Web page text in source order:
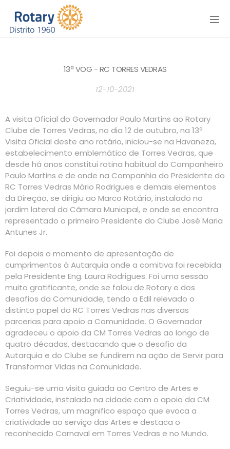
Menu
13ª VOG - RC TORRES VEDRAS
12-10-2021
A visita Oficial do Governador Paulo Martins ao Rotary
Clube de Torres Vedras, no dia 12 de outubro, na 13ª
Visita Oficial deste ano rotário, iniciou-se na Havaneza,
estabelecimento emblemático de Torres Vedras, que
desde há anos constitui rotina habitual do Companheiro
Paulo Martins e de onde na Companhia do Presidente do
RC Torres Vedras Mário Rodrigues e demais elementos
da Direção, se dirigiu ao Marco Rotário, instalado no
jardim lateral da Câmara Municipal, e onde se encontra
representado o primeiro Presidente do Clube José Maria
Antunes Jr.
Foi depois o momento de apresentação de
cumprimentos à Autarquia onde a comitiva foi recebida
pela Presidente Eng. Laura Rodrigues. Foi uma sessão
muito gratificante, onde se falou de Rotary e dos
desafios da Comunidade, tendo a Edil relevado o
distinto papel do RC Torres Vedras nas diversas
parcerias para apoio a Comunidade. O Governador
agradeceu o apoio da CM Torres Vedras ao longo de
quatro décadas, destacando que o desafio da
Autarquia e do Clube se fundirem na ação de Servir para
Transformar Vidas na Comunidade.
Seguiu-se uma visita guiada ao Centro de Artes e
Criatividade, instalado na cidade com o apoio da CM
Torres Vedras, um magnifico espaço que evoca a
criatividade ao serviço das Artes e destaca o
reconhecido Carnaval em Torres Vedras e no Mundo.